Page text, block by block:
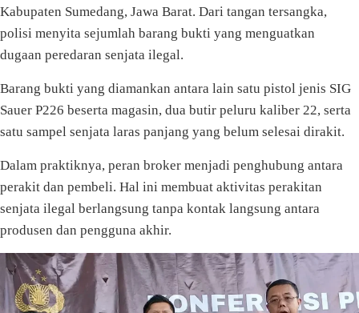
Kabupaten Sumedang, Jawa Barat. Dari tangan tersangka,
polisi menyita sejumlah barang bukti yang menguatkan
dugaan peredaran senjata ilegal.
Barang bukti yang diamankan antara lain satu pistol jenis SIG
Sauer P226 beserta magasin, dua butir peluru kaliber 22, serta
satu sampel senjata laras panjang yang belum selesai dirakit.
Dalam praktiknya, peran broker menjadi penghubung antara
perakit dan pembeli. Hal ini membuat aktivitas perakitan
senjata ilegal berlangsung tanpa kontak langsung antara
produsen dan pengguna akhir.